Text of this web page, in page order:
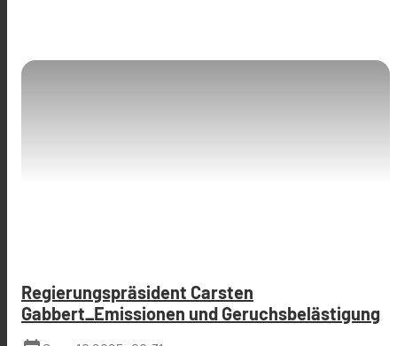
Regierungspräsident Carsten
Gabbert_Emissionen und Geruchsbelästigung